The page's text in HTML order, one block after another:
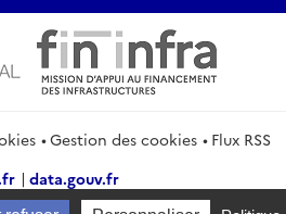
Gestion des cookies
Flux RSS
data.gouv.fr